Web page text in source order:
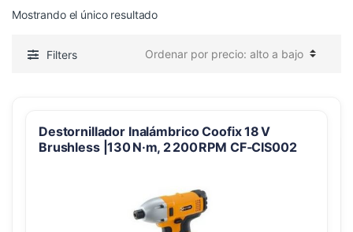
Mostrando el único resultado
Filters
Destornillador Inalámbrico Coofix 18 V
Brushless |130 N·m, 2 200 RPM CF‑CIS002